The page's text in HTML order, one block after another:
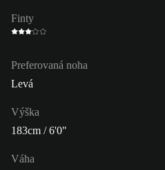
Finty
Preferovaná noha
Levá
Výška
183cm / 6'0"
Váha